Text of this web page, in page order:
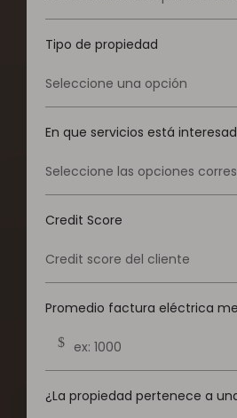
Tipo de propiedad
Seleccione una opción
En que servicios está
Seleccione las opciones
Credit Score
Promedio factura eléctrica
$
¿La propiedad pertenece a